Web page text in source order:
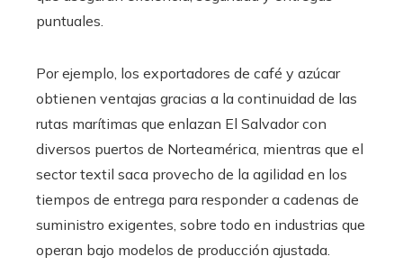
puntuales.
Por ejemplo, los exportadores de café y azúcar
obtienen ventajas gracias a la continuidad de las
rutas marítimas que enlazan El Salvador con
diversos puertos de Norteamérica, mientras que el
sector textil saca provecho de la agilidad en los
tiempos de entrega para responder a cadenas de
suministro exigentes, sobre todo en industrias que
operan bajo modelos de producción ajustada.